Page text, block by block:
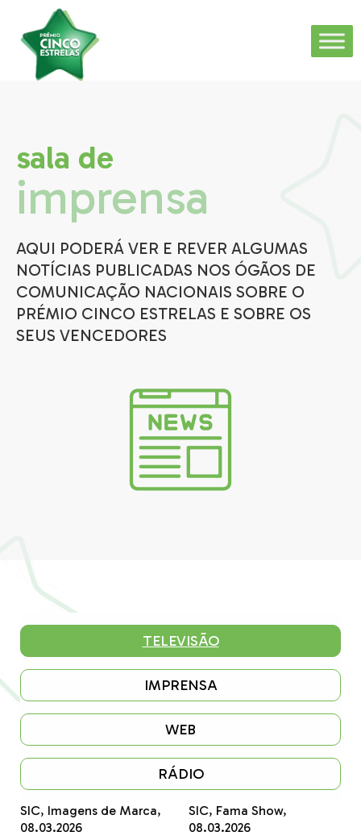
sala de
imprensa
AQUI PODERÁ VER E REVER ALGUMAS
NOTÍCIAS PUBLICADAS NOS ÓGÃOS DE
COMUNICAÇÃO NACIONAIS SOBRE O
PRÉMIO CINCO ESTRELAS E SOBRE OS
SEUS VENCEDORES
TELEVISÃO
IMPRENSA
WEB
RÁDIO
SIC, Imagens de Marca,
08.03.2026
SIC, Fama Show,
08.03.2026